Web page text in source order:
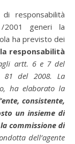
responsabilità
2001 generi la
ha previsto dei
responsabilità
artt. 6 e 7 del
del 2008. La
ha elaborato la
consistente,
un insieme di
commissione di
dell’agente